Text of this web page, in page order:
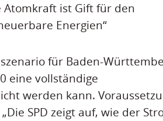
Atomkraft ist Gift für den
Energien“
für Baden-
eine vollständige
werden kann.
SPD zeigt auf, wie der